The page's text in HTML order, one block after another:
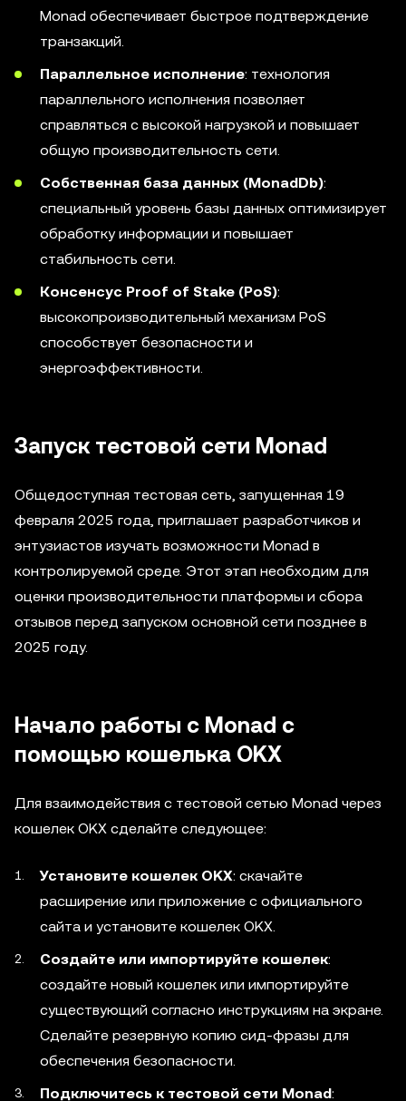
Monad обеспечивает быстрое подтверждение
транзакций.
Параллельное исполнение: технология
параллельного исполнения позволяет
справляться с высокой нагрузкой и повышает
общую производительность сети.
Собственная база данных (MonadDb):
специальный уровень базы данных оптимизирует
обработку информации и повышает
стабильность сети.
Консенсус Proof of Stake (PoS):
высокопроизводительный механизм PoS
способствует безопасности и
энергоэффективности.
Запуск тестовой сети Monad
Общедоступная тестовая сеть, запущенная 19
февраля 2025 года, приглашает разработчиков и
энтузиастов изучать возможности Monad в
контролируемой среде. Этот этап необходим для
оценки производительности платформы и сбора
отзывов перед запуском основной сети позднее в
2025 году.
Начало работы с Monad с
помощью кошелька OKX
Для взаимодействия с тестовой сетью Monad через
кошелек OKX сделайте следующее:
Установите кошелек OKX: скачайте
расширение или приложение с официального
сайта и установите кошелек OKX.
Создайте или импортируйте кошелек:
создайте новый кошелек или импортируйте
существующий согласно инструкциям на экране.
Сделайте резервную копию сид-фразы для
обеспечения безопасности.
Подключитесь к тестовой сети Monad: